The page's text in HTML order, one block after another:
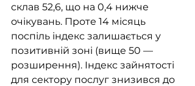
склав 52,6, що на 0,4 нижче
очікувань. Проте 14 місяць
поспіль індекс залишається у
позитивній зоні (вище 50 —
розширення). Індекс зайнятості
для сектору послуг знизився до